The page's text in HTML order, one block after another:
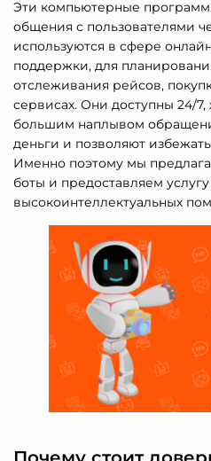
Эти компьютерные
общения с пользователями
используются в сфере
поддержки, для
отслеживания рейсов,
сервисах. Они доступны 24/
большим наплывом
деньги и позволяют
Именно поэтому мы
боты и предоставляем
высокоинтеллектуальных